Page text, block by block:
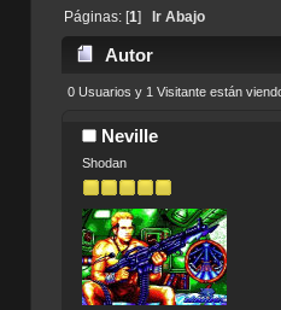
Páginas: [1] Ir Abajo
Autor
0 Usuarios y 1 Visitante están
Neville
Shodan